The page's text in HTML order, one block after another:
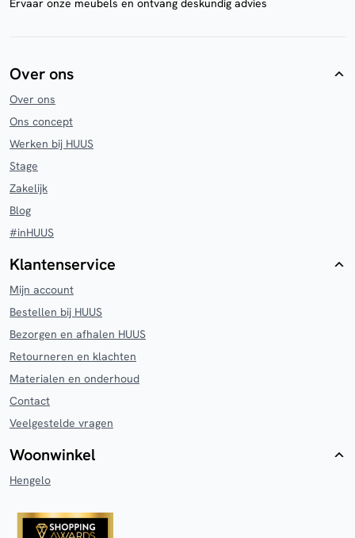
Ervaar onze meubels en ontvang deskundig advies
Over ons
Over ons
Ons concept
Werken bij HUUS
Stage
Zakelijk
Blog
#inHUUS
Klantenservice
Mijn account
Bestellen bij HUUS
Bezorgen en afhalen HUUS
Retourneren en klachten
Materialen en onderhoud
Contact
Veelgestelde vragen
Woonwinkel
Hengelo